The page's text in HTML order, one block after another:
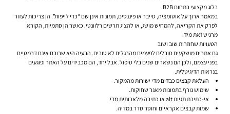
בלוג מקצועי בתחום B2B
במאמר ארוך על אוטומציה, סייבר או פיננסים, תמונות אינן שם “כדי לייפות”. הן צריכות לעזור
לפרק את הקריאה, להמחיש מושג, או להציג תרשים רלוונטי. כאשר הן סתמיות, הקורא
מרגיש זאת מיד.
הטעויות שחוזרות שוב ושוב
גם אתרים מושקעים סובלים לפעמים מהרגלים לא טובים. הבעיה היא שרובם אינם דרמטיים
בפני עצמם, ולכן הם נשארים שנים בלי טיפול. אבל יחד, הם מכבידים על האתר ופוגעים
בנראות הדיגיטלית.
העלאת קבצים כבדים מדי ישירות מהמקור.
שימוש גורף בתמונות מאגר שחוקות.
אי-כתיבת תגיות alt או כתיבה מלאכותית מדי.
שמות קבצים אקראיים וחוסר סדר במדיה.